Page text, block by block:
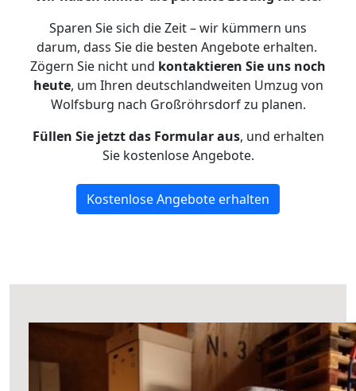
Sparen Sie sich die Zeit – wir kümmern uns
darum, dass Sie die besten Angebote erhalten.
Zögern Sie nicht und kontaktieren Sie uns noch
heute, um Ihren deutschlandweiten Umzug von
Wolfsburg nach Großröhrsdorf zu planen.
Füllen Sie jetzt das Formular aus, und erhalten
Sie kostenlose Angebote.
Kostenlose Angebote erhalten